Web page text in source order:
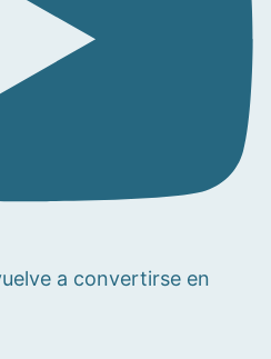
a convertirse en